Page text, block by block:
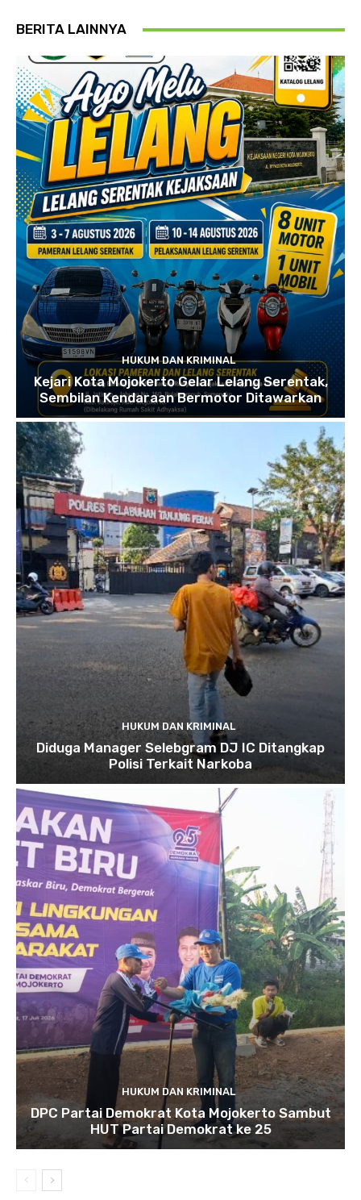
BERITA LAINNYA
HUKUM DAN KRIMINAL
Kejari Kota Mojokerto Gelar Lelang Serentak,
Sembilan Kendaraan Bermotor Ditawarkan
HUKUM DAN KRIMINAL
Diduga Manager Selebgram DJ IC Ditangkap
Polisi Terkait Narkoba
HUKUM DAN KRIMINAL
DPC Partai Demokrat Kota Mojokerto Sambut
HUT Partai Demokrat ke 25